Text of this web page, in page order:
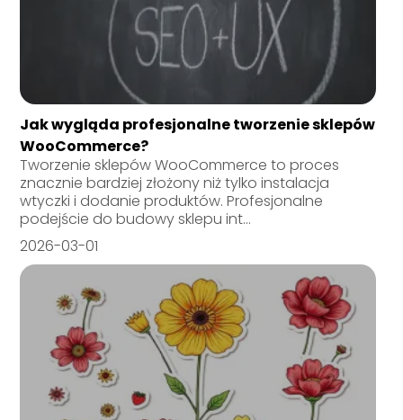
Jak wygląda profesjonalne tworzenie sklepów
WooCommerce?
Tworzenie sklepów WooCommerce to proces
znacznie bardziej złożony niż tylko instalacja
wtyczki i dodanie produktów. Profesjonalne
podejście do budowy sklepu int...
2026-03-01